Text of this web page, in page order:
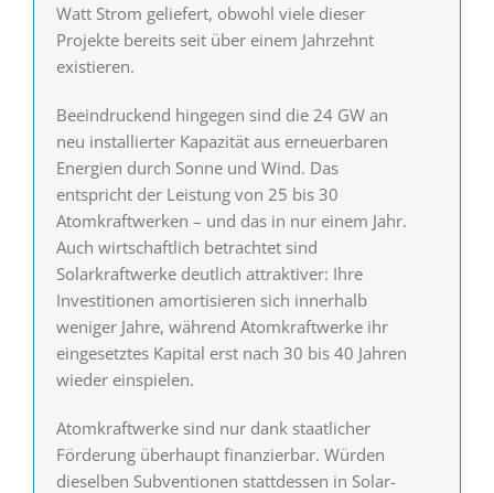
Watt Strom geliefert, obwohl viele dieser
Projekte bereits seit über einem Jahrzehnt
existieren.
Beeindruckend hingegen sind die 24 GW an
neu installierter Kapazität aus erneuerbaren
Energien durch Sonne und Wind. Das
entspricht der Leistung von 25 bis 30
Atomkraftwerken – und das in nur einem Jahr.
Auch wirtschaftlich betrachtet sind
Solarkraftwerke deutlich attraktiver: Ihre
Investitionen amortisieren sich innerhalb
weniger Jahre, während Atomkraftwerke ihr
eingesetztes Kapital erst nach 30 bis 40 Jahren
wieder einspielen.
Atomkraftwerke sind nur dank staatlicher
Förderung überhaupt finanzierbar. Würden
dieselben Subventionen stattdessen in Solar-